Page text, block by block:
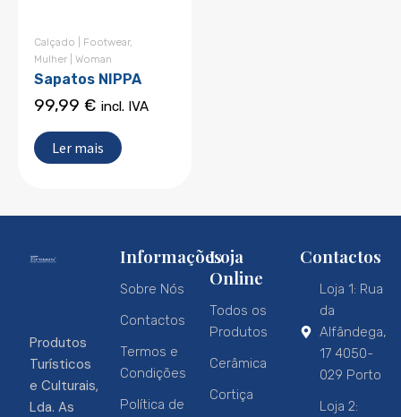
Calçado | Footwear,
Mulher | Woman
Sapatos NIPPA
99,99 € incl. IVA
Ler mais
Produtos
Turísticos
e Culturais,
Lda. As
Informações
Sobre Nós
Contactos
Termos e
Condições
Política de
Loja
Online
Todos os
Produtos
Cerâmica
Cortiça
Contactos
Loja 1: Rua
da
Alfândega,
17 4050-
029 Porto
Loja 2: